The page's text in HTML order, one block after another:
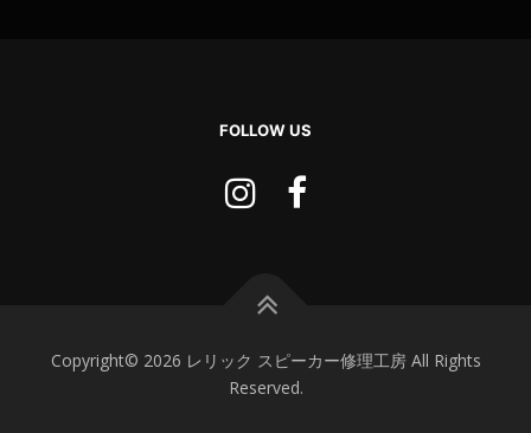
FOLLOW US
Copyright© 2026 レリック スピーカー修理工房 All Rights
Reserved.